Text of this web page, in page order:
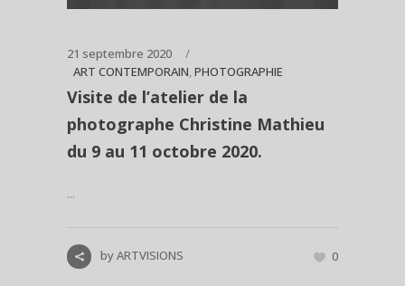
21 septembre 2020
ART CONTEMPORAIN,PHOTOGRAPHIE
Visite de l’atelier de la
photographe Christine Mathieu
du 9 au 11 octobre 2020.
...
byARTVISIONS 0